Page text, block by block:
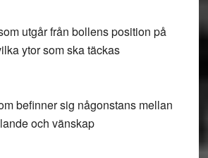
utgår från bollens position på
ytor som ska täckas
befinner sig någonstans mellan
och vänskap